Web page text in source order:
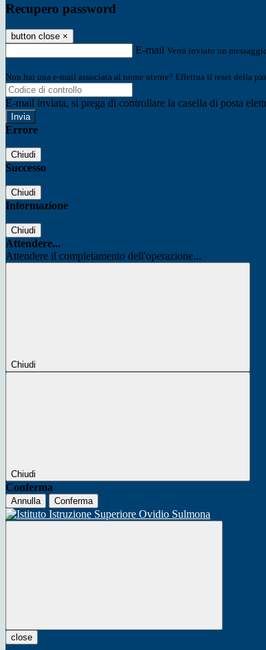
Recupero password
button close ×
E-mail Verrà inviato un
Non hai una e-mail associata al nome utente? Effettua il reset della
E-mail inviata, si prega di controllare la casella di posta
Errore
Chiudi
Successo
Chiudi
Informazione
Chiudi
Attendere...
Attendere il completamento dell'operazione...
Chiudi
Chiudi
Conferma
Annulla Conferma
close